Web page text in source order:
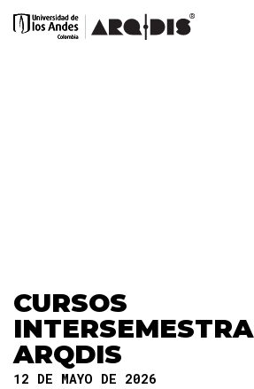
CURSOS
ARQDIS
12 DE MAYO DE 2026